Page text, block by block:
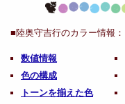
■陸奥守吉行のカラー情報：
数値情報
色の構成
トーンを揃えた色